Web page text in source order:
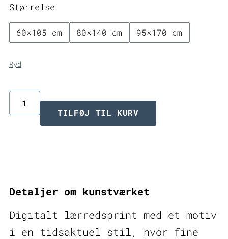
Størrelse
60×105 cm 80×140 cm 95×170 cm
Ryd
Digitalt
lærredsprint
TILFØJ TIL KURV
Detaljer om kunstværket
Digitalt lærredsprint med et motiv
i en tidsaktuel stil, hvor fine